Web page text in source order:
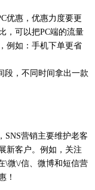
惠，优惠力度要更
，可以把PC端的流量
例如：手机下单更省
，不同时间拿出一款
营销主要维护老客
新客户。例如，关注
\微\/信、微博和短信营
！